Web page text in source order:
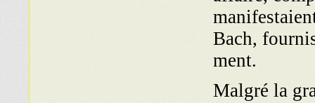
Bach,
ment.
Malgré la